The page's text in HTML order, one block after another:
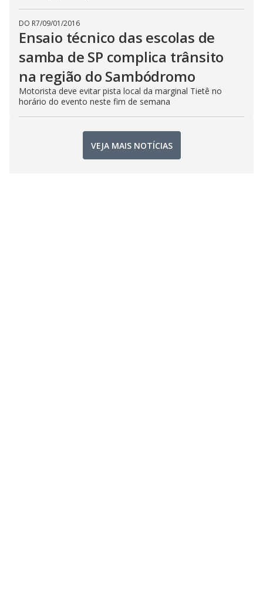
DO R7/09/01/2016
Ensaio técnico das escolas de
samba de SP complica trânsito
na região do Sambódromo
Motorista deve evitar pista local da marginal Tietê no
horário do evento neste fim de semana
VEJA MAIS NOTÍCIAS